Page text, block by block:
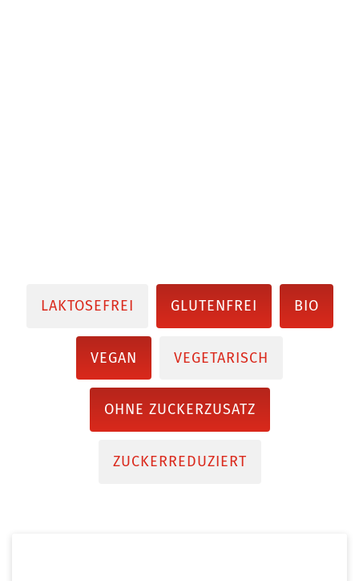
LAKTOSEFREI GLUTENFREI BIO
VEGAN VEGETARISCH
OHNE ZUCKERZUSATZ
ZUCKERREDUZIERT